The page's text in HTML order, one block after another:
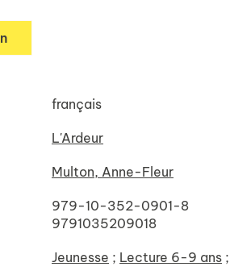
français
L'Ardeur
Multon, Anne-Fleur
979-10-352-0901-8
9791035209018
Jeunesse ; Lecture 6-9 ans ;